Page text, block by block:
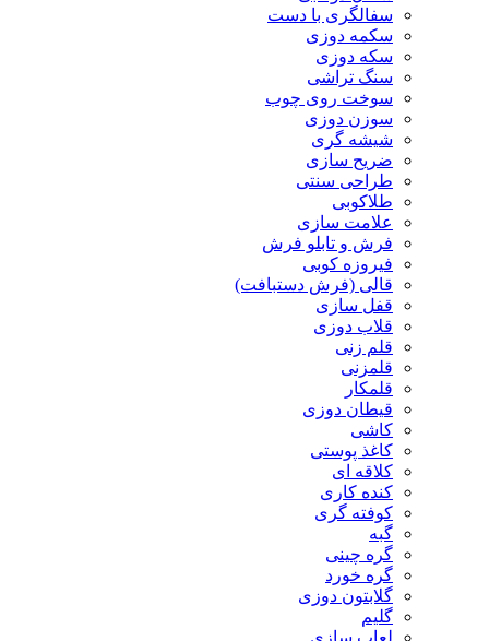
سفالگری با دست
سکمه دوزی
سکه دوزی
سنگ تراشی
سوخت روی چوب
سوزن دوزی
شیشه گری
ضریح سازی
طراحی سنتی
طلاکوبی
علامت سازی
فرش و تابلو فرش
فیروزه کوبی
قالی (فرش دستبافت)
قفل سازی
قلاب دوزی
قلم زنی
قلمزنی
قلمکار
قیطان دوزی
کاشی
کاغذ پوستی
کلاقه ای
کنده کاری
کوفته گری
گبه
گره چینی
گره خورد
گلابتون دوزی
گلیم
لعاب سازی